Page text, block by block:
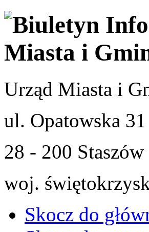
Urząd Miasta i
ul. Opatowska 31
28 - 200 Staszów
woj.
Skocz do